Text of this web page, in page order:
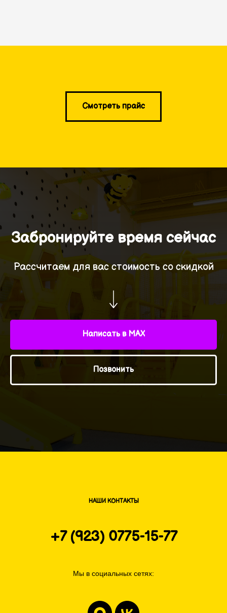
Смотреть прайс
Забронируйте время сейчас
Рассчитаем для вас стоимость со скидкой
Написать в MAX
Позвонить
НАШИ КОНТАКТЫ
+7 (923) 0775-15-77
Мы в социальных сетях: